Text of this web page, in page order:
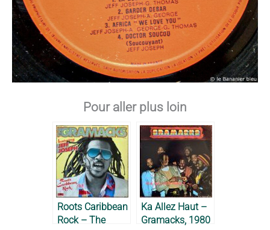
Pour aller plus loin
Roots Caribbean
Rock – The
Ka Allez Haut –
Gramacks, 1980